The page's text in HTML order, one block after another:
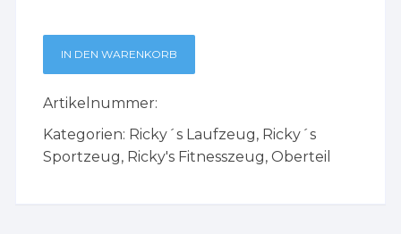
IN DEN WARENKORB
Artikelnummer:
Kategorien: Ricky´s Laufzeug, Ricky´s
Sportzeug, Ricky's Fitnesszeug,Oberteil